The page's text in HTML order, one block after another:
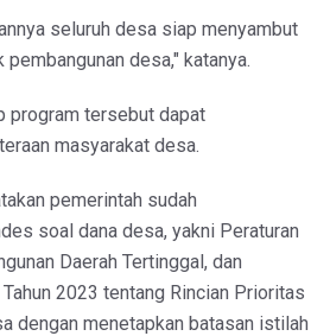
seluruh desa siap menyambut
desa," katanya.
program tersebut dapat
masyarakat desa.
pemerintah sudah
soal dana desa, yakni Peraturan
Daerah Tertinggal, dan
2023 tentang Rincian Prioritas
dengan menetapkan batasan istilah